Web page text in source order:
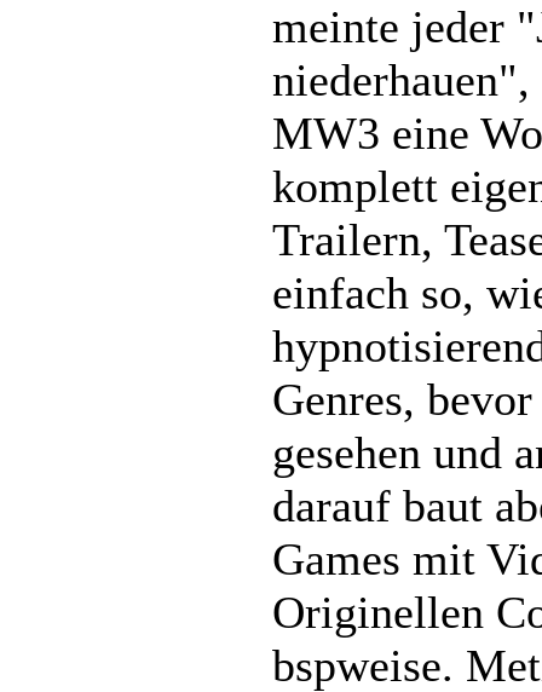
meinte jeder
MW3 eine
komplett
Trailern,
einfach so,
Genres,
gesehen und
darauf baut
Games mit
Originellen
bspweise.